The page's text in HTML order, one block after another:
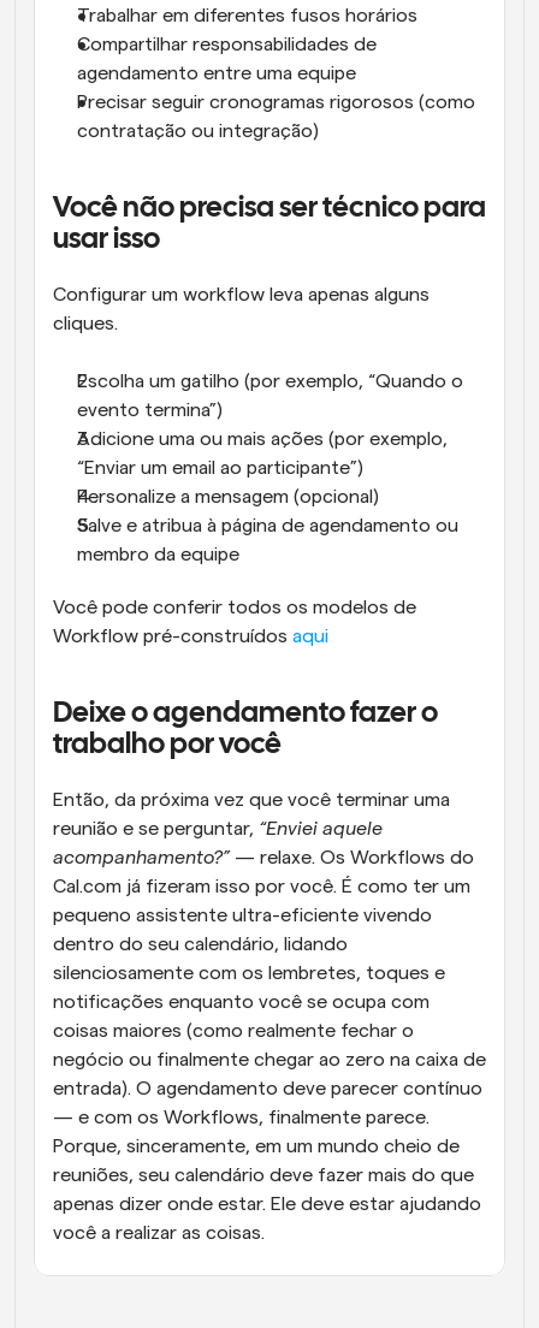
Trabalhar em diferentes fusos horários
Compartilhar responsabilidades de
agendamento entre uma equipe
Precisar seguir cronogramas rigorosos (como
contratação ou integração)
Você não precisa ser técnico para
usar isso
Configurar um workflow leva apenas alguns
cliques.
Escolha um gatilho (por exemplo, “Quando o
evento termina”)
Adicione uma ou mais ações (por exemplo,
“Enviar um email ao participante”)
Personalize a mensagem (opcional)
Salve e atribua à página de agendamento ou
membro da equipe
Você pode conferir todos os modelos de
Workflow pré-construídos aqui
Deixe o agendamento fazer o
trabalho por você
Então, da próxima vez que você terminar uma
reunião e se perguntar, “Enviei aquele
acompanhamento?” — relaxe. Os Workflows do
Cal.com já fizeram isso por você. É como ter um
pequeno assistente ultra-eficiente vivendo
dentro do seu calendário, lidando
silenciosamente com os lembretes, toques e
notificações enquanto você se ocupa com
coisas maiores (como realmente fechar o
negócio ou finalmente chegar ao zero na caixa de
entrada). O agendamento deve parecer contínuo
— e com os Workflows, finalmente parece.
Porque, sinceramente, em um mundo cheio de
reuniões, seu calendário deve fazer mais do que
apenas dizer onde estar. Ele deve estar ajudando
você a realizar as coisas.